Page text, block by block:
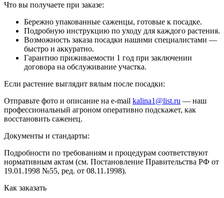
Что вы получаете при заказе:
Бережно упакованные саженцы, готовые к посадке.
Подробную инструкцию по уходу для каждого растения.
Возможность заказа посадки нашими специалистами —
быстро и аккуратно.
Гарантию приживаемости 1 год при заключении
договора на обслуживание участка.
Если растение выглядит вялым после посадки:
Отправьте фото и описание на e-mail kalina1@list.ru — наш
профессиональный агроном оперативно подскажет, как
восстановить саженец.
Документы и стандарты:
Подробности по требованиям и процедурам соответствуют
нормативным актам (см. Постановление Правительства РФ от
19.01.1998 №55, ред. от 08.11.1998).
Как заказать